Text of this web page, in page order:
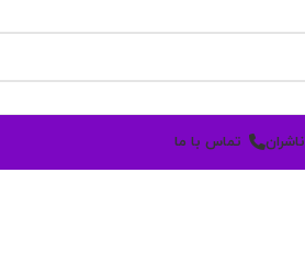
ناشران تماس با ما